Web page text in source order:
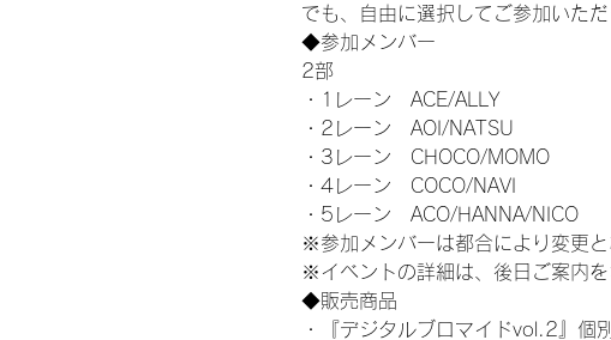
でも、自由に選択してご参加いただ
◆参加メンバー
2部
・1レーン　ACE/ALLY
・2レーン　AOI/NATSU
・3レーン　CHOCO/MOMO
・4レーン　COCO/NAVI
・5レーン　ACO/HANNA/NICO
※参加メンバーは都合により変更と
※イベントの詳細は、後日ご案内を
◆販売商品
・『デジタルブロマイドvol.2』